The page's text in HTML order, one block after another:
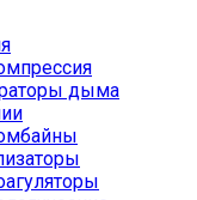
дыма